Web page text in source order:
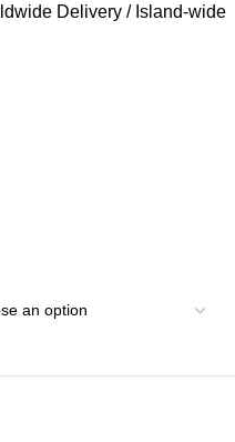
Delivery / Island-wide